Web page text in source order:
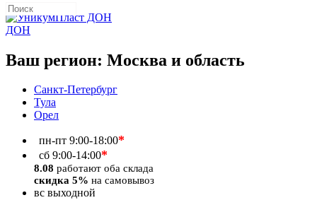
ДОН
Ваш регион: Москва и область
Санкт-Петербург
Тула
Орел
пн-пт 9:00-18:00*
сб 9:00-14:00*
8.08 работают оба склада
скидка 5% на самовывоз
вс выходной